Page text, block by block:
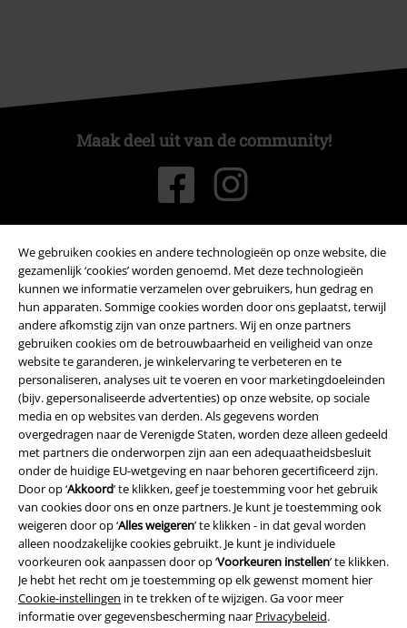
We gebruiken cookies en andere technologieën op onze website, die
gezamenlijk ‘cookies’ worden genoemd. Met deze technologieën
kunnen we informatie verzamelen over gebruikers, hun gedrag en
hun apparaten. Sommige cookies worden door ons geplaatst, terwijl
andere afkomstig zijn van onze partners. Wij en onze partners
gebruiken cookies om de betrouwbaarheid en veiligheid van onze
website te garanderen, je winkelervaring te verbeteren en te
personaliseren, analyses uit te voeren en voor marketingdoeleinden
(bijv. gepersonaliseerde advertenties) op onze website, op sociale
media en op websites van derden. Als gegevens worden
overgedragen naar de Verenigde Staten, worden deze alleen gedeeld
met partners die onderworpen zijn aan een adequaatheidsbesluit
onder de huidige EU-wetgeving en naar behoren gecertificeerd zijn.
Door op ‘Akkoord’ te klikken, geef je toestemming voor het gebruik
van cookies door ons en onze partners. Je kunt je toestemming ook
weigeren door op ‘Alles weigeren’ te klikken - in dat geval worden
alleen noodzakelijke cookies gebruikt. Je kunt je individuele
voorkeuren ook aanpassen door op ‘Voorkeuren instellen’ te klikken.
Je hebt het recht om je toestemming op elk gewenst moment hier
Cookie-instellingen in te trekken of te wijzigen. Ga voor meer
informatie over gegevensbescherming naar Privacybeleid.
Maak deel uit van de community!
Betaalmethodes
Verzending
PostNL Pickup
large app
Download gratis de nieuwe large app en profiteer van alle nieuwe
functies en voordelen!